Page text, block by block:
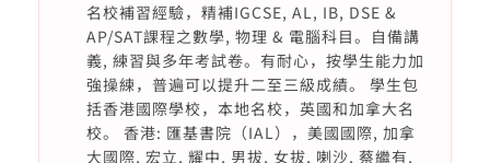
名校補習經驗，精補IGCSE, AL, IB, DSE &
AP/SAT課程之數學, 物理 & 電腦科目。自備講
義, 練習與多年考試卷。有耐心，按學生能力加
強操練，普遍可以提升二至三級成績。 學生包
括香港國際學校，本地名校，英國和加拿大名
校。 香港: 匯基書院（IAL），美國國際, 加拿
大國際, 宏立, 耀中, 男拔, 女拔, 喇沙, 蔡繼有,